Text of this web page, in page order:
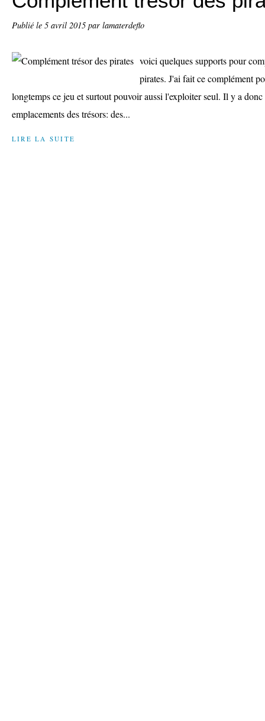
Publié le 5 avril 2015 par lamaterdeflo
voici quelques supports pour
pirates. J'ai fait ce complément
longtemps ce jeu et surtout pouvoir aussi l'exploiter seul. Il y a donc
emplacements des trésors: des...
LIRE LA SUITE